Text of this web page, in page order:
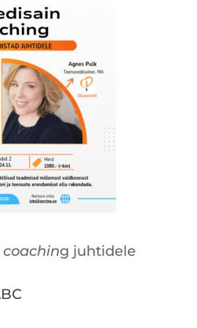
coaching juhtidele